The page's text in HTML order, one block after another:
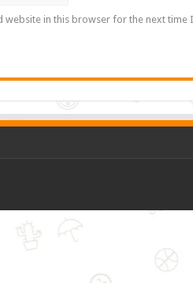
website in this browser for the next time